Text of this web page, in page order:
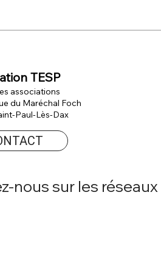
TESP
associations
du Maréchal Foch
Paul-Lès-Dax
nous sur les réseaux